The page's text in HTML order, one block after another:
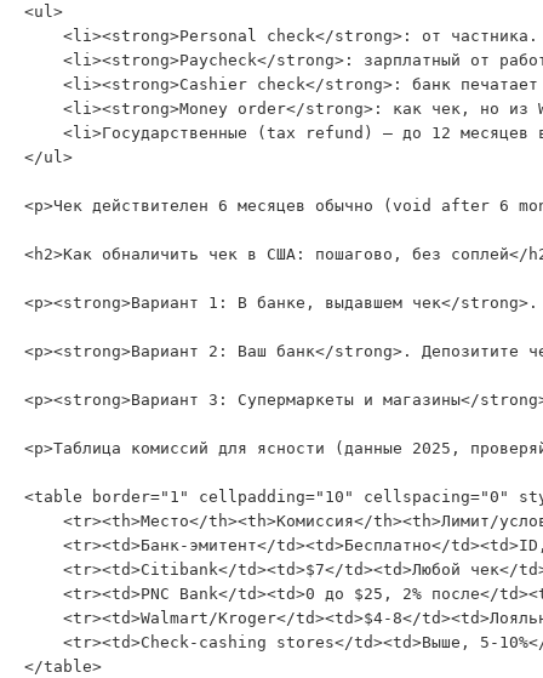
<ul>
<li><strong>Personal check</strong>: от
<li><strong>Paycheck</strong>: зарплатный от
<li><strong>Cashier check</strong>: банк
<li><strong>Money order</strong>: как чек, но
<li>Государственные (tax refund) — до 12 месяцев
</ul>
<p>Чек действителен 6 месяцев обычно (void after 6
<h2>Как обналичить чек в США: пошагово, без соплей</
<p><strong>Вариант 1: В банке, выдавшем чек</
<p><strong>Вариант 2: Ваш банк</strong>. Депозитите
<p><strong>Вариант 3: Супермаркеты и магазины</
<p>Таблица комиссий для ясности (данные 2025,
<table border="1" cellpadding="10" cellspacing="0"
<tr><th>Место</th><th>Комиссия</th><th>Лимит/
<tr><td>Банк-эмитент</td><td>Бесплатно</
<tr><td>Citibank</td><td>$7</td><td>Любой чек</
<tr><td>PNC Bank</td><td>0 до $25, 2% после</
<tr><td>Walmart/Kroger</td><td>$4-8</
<tr><td>Check-cashing stores</td><td>Выше, 5-
</table>